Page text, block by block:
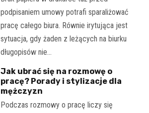
podpisaniem umowy potrafi sparaliżować
pracę całego biura. Równie irytująca jest
sytuacja, gdy żaden z leżących na biurku
długopisów nie…
Jak ubrać się na rozmowę o
pracę? Porady i stylizacje dla
mężczyzn
Podczas rozmowy o pracę liczy się